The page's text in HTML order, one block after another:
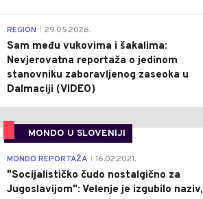
REGION 29.05.2026.
Sam među vukovima i šakalima:
Nevjerovatna reportaža o jedinom
stanovniku zaboravljenog zaseoka u
Dalmaciji (VIDEO)
MONDO U SLOVENIJI
MONDO REPORTAŽA 16.02.2021.
"Socijalističko čudo nostalgično za
Jugoslavijom": Velenje je izgubilo naziv,